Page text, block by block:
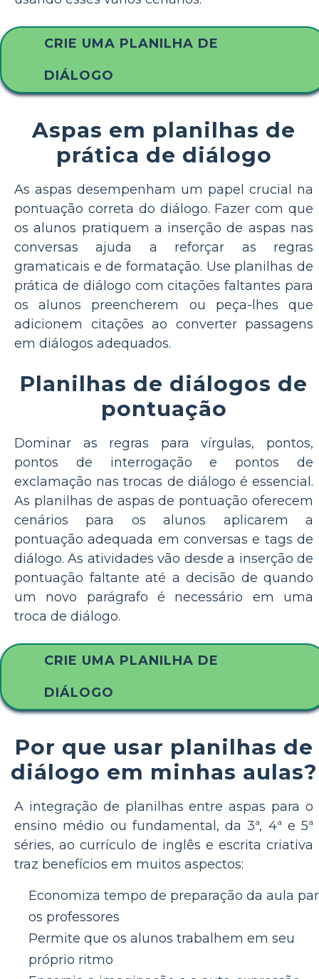
CRIE UMA PLANILHA DE
DIÁLOGO
Aspas em planilhas de
prática de diálogo
As aspas desempenham um papel crucial na
pontuação correta do diálogo. Fazer com que
os alunos pratiquem a inserção de aspas nas
conversas ajuda a reforçar as regras
gramaticais e de formatação. Use planilhas de
prática de diálogo com citações faltantes para
os alunos preencherem ou peça-lhes que
adicionem citações ao converter passagens
em diálogos adequados.
Planilhas de diálogos de
pontuação
Dominar as regras para vírgulas, pontos,
pontos de interrogação e pontos de
exclamação nas trocas de diálogo é essencial.
As planilhas de aspas de pontuação oferecem
cenários para os alunos aplicarem a
pontuação adequada em conversas e tags de
diálogo. As atividades vão desde a inserção de
pontuação faltante até a decisão de quando
um novo parágrafo é necessário em uma
troca de diálogo.
CRIE UMA PLANILHA DE
DIÁLOGO
Por que usar planilhas de
diálogo em minhas aulas?
A integração de planilhas entre aspas para o
ensino médio ou fundamental, da 3ª, 4ª e 5ª
séries, ao currículo de inglês e escrita criativa
traz benefícios em muitos aspectos:
Economiza tempo de preparação da aula
os professores
Permite que os alunos trabalhem em seu
próprio ritmo